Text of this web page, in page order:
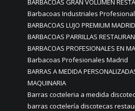
BARBACOAS GRAN VOLUMEN
Barbacoas Industriales
BARBACOAS LUJO PREMIUM MADRID
BARBACOAS PARRILLAS
BARBACOAS PROFESIONALES EN
Barbacoas Profesionales Madrid
BARRAS A MEDIDA
MAQUINARIA
Barras cocteleria a medida
barras coctelería discotecas